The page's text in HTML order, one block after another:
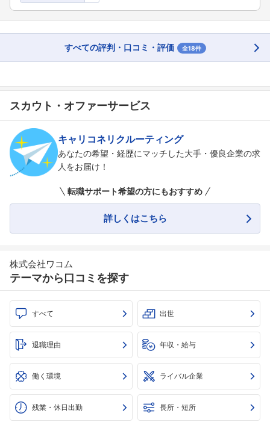
すべての評判・口コミ・評価 全18件
スカウト・オファーサービス
キャリコネリクルーティング
あなたの希望・経歴にマッチした大手・優良企業の求
人をお届け！
転職サポート希望の方にもおすすめ
詳しくはこちら
株式会社ワコム
テーマから口コミを探す
すべて 出世
退職理由 年収・給与
働く環境 ライバル企業
残業・休日出勤 長所・短所